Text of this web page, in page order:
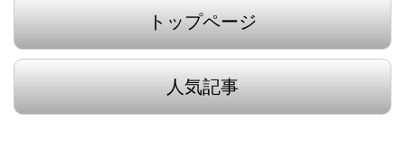
トップページ
人気記事